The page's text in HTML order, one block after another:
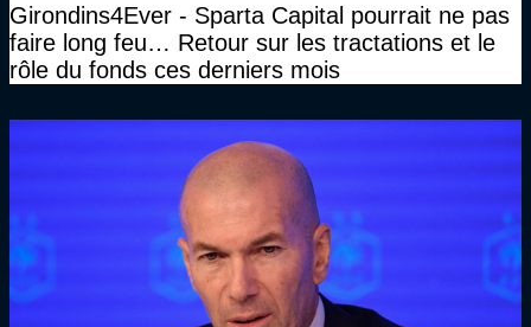
Girondins4Ever - Sparta Capital pourrait ne pas
faire long feu… Retour sur les tractations et le
rôle du fonds ces derniers mois